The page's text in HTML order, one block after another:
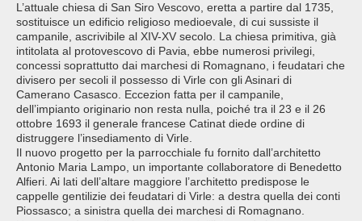
L’attuale chiesa di San Siro Vescovo, eretta a partire dal 1735,
sostituisce un edificio religioso medioevale, di cui sussiste il
campanile, ascrivibile al XIV-XV secolo. La chiesa primitiva, già
intitolata al protovescovo di Pavia, ebbe numerosi privilegi,
concessi soprattutto dai marchesi di Romagnano, i feudatari che
divisero per secoli il possesso di Virle con gli Asinari di
Camerano Casasco. Eccezion fatta per il campanile,
dell’impianto originario non resta nulla, poiché tra il 23 e il 26
ottobre 1693 il generale francese Catinat diede ordine di
distruggere l’insediamento di Virle.
Il nuovo progetto per la parrocchiale fu fornito dall’architetto
Antonio Maria Lampo, un importante collaboratore di Benedetto
Alfieri. Ai lati dell’altare maggiore l’architetto predispose le
cappelle gentilizie dei feudatari di Virle: a destra quella dei conti
Piossasco; a sinistra quella dei marchesi di Romagnano.